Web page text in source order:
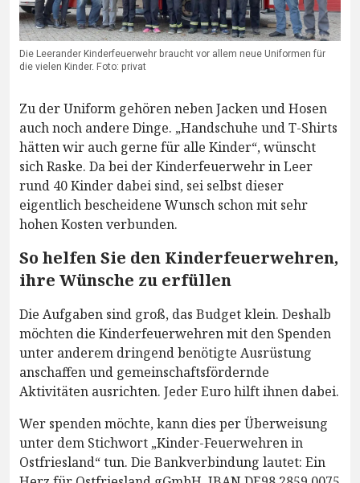
Die Leerander Kinderfeuerwehr braucht vor allem neue Uniformen für
die vielen Kinder. Foto: privat
Zu der Uniform gehören neben Jacken und Hosen
auch noch andere Dinge. „Handschuhe und T-Shirts
hätten wir auch gerne für alle Kinder“, wünscht
sich Raske. Da bei der Kinderfeuerwehr in Leer
rund 40 Kinder dabei sind, sei selbst dieser
eigentlich bescheidene Wunsch schon mit sehr
hohen Kosten verbunden.
So helfen Sie den Kinderfeuerwehren,
ihre Wünsche zu erfüllen
Die Aufgaben sind groß, das Budget klein. Deshalb
möchten die Kinderfeuerwehren mit den Spenden
unter anderem dringend benötigte Ausrüstung
anschaffen und gemeinschaftsfördernde
Aktivitäten ausrichten. Jeder Euro hilft ihnen dabei.
Wer spenden möchte, kann dies per Überweisung
unter dem Stichwort „Kinder-Feuerwehren in
Ostfriesland“ tun. Die Bankverbindung lautet: Ein